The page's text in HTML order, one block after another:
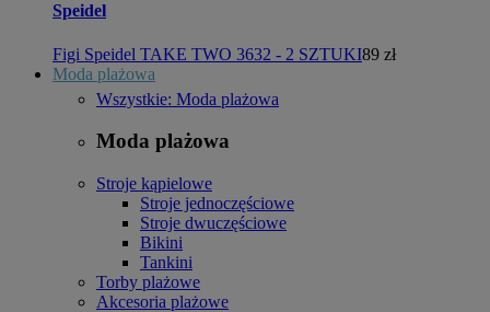
Speidel
Figi Speidel TAKE TWO 3632 - 2 SZTUKI89 zł
Moda plażowa
Wszystkie: Moda plażowa
Moda plażowa
Stroje kąpielowe
Stroje jednoczęściowe
Stroje dwuczęściowe
Bikini
Tankini
Torby plażowe
Akcesoria plażowe